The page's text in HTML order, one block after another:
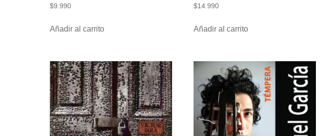
$9.990
Añadir al carrito
$14.990
Añadir al carrito